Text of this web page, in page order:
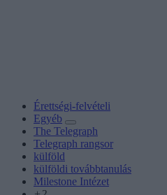
Érettségi-felvételi
Egyéb
The Telegraph
Telegraph rangsor
külföld
külföldi továbbtanulás
Milestone Intézet